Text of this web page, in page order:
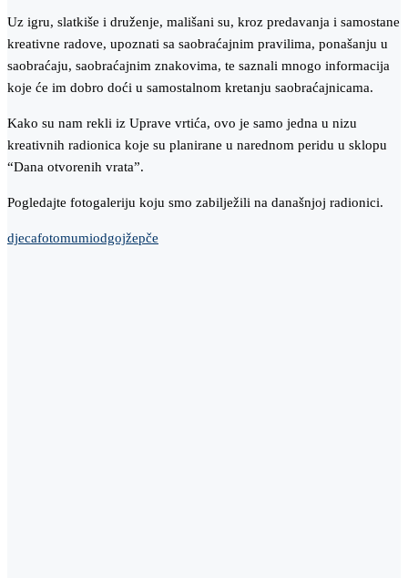
Uz igru, slatkiše i druženje, mališani su, kroz predavanja i samostane
kreativne radove, upoznati sa saobraćajnim pravilima, ponašanju u
saobraćaju, saobraćajnim znakovima, te saznali mnogo informacija
koje će im dobro doći u samostalnom kretanju saobraćajnicama.
Kako su nam rekli iz Uprave vrtića, ovo je samo jedna u nizu
kreativnih radionica koje su planirane u narednom peridu u sklopu
“Dana otvorenih vrata”.
Pogledajte fotogaleriju koju smo zabilježili na današnjoj radionici.
djecafotomumiodgojžepče